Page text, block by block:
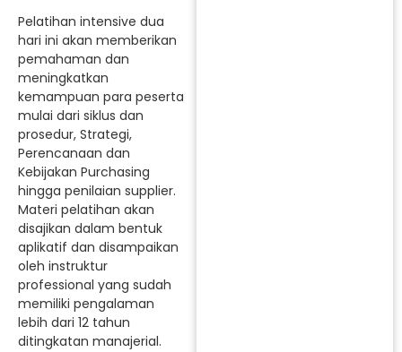
Pelatihan intensive dua
hari ini akan memberikan
pemahaman dan
meningkatkan
kemampuan para peserta
mulai dari siklus dan
prosedur, Strategi,
Perencanaan dan
Kebijakan Purchasing
hingga penilaian supplier.
Materi pelatihan akan
disajikan dalam bentuk
aplikatif dan disampaikan
oleh instruktur
professional yang sudah
memiliki pengalaman
lebih dari 12 tahun
ditingkatan manajerial.